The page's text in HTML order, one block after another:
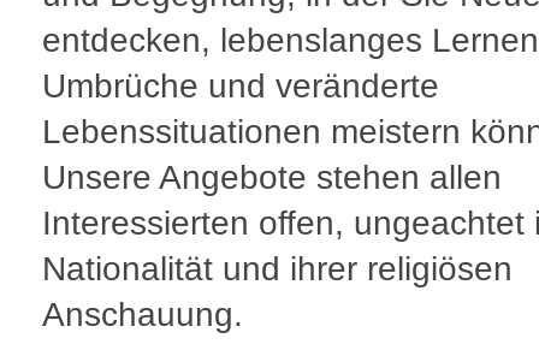
entdecken, lebenslanges
Umbrüche und veränderte
Lebenssituationen meistern
Unsere Angebote stehen allen
Interessierten offen, ungeachtet
Nationalität und ihrer religiösen
Anschauung.